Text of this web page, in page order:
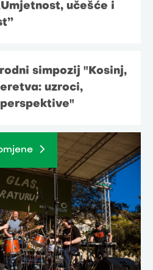
učešće i
simpozij "Kosinj,
uzroci,